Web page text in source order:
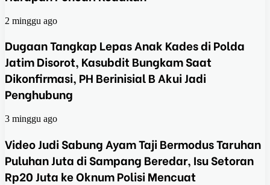
2 minggu ago
Dugaan Tangkap Lepas Anak Kades di Polda
Jatim Disorot, Kasubdit Bungkam Saat
Dikonfirmasi, PH Berinisial B Akui Jadi
Penghubung
3 minggu ago
Video Judi Sabung Ayam Taji Bermodus Taruhan
Puluhan Juta di Sampang Beredar, Isu Setoran
Rp20 Juta ke Oknum Polisi Mencuat